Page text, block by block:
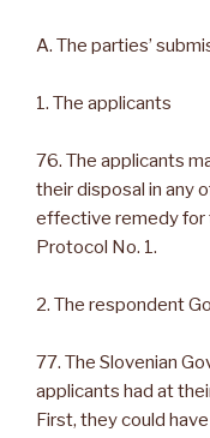
A. The parties’
1. The applicants
76. The applicants
their disposal in any
effective remedy for
Protocol No. 1.
2. The respondent
77. The Slovenian
applicants had at
First, they could